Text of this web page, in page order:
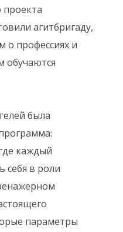
агитбригаду,
о профессиях и
обучаются
была
каждый
в роли
параметры